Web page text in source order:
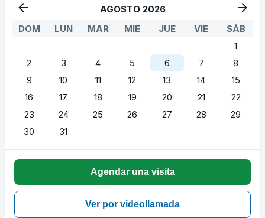
AGOSTO 2026
DOM
LUN MAR MIE JUE VIE
SÁB
1
2
3 4 5 6 7
8
9
10 11 12 13 14
15
16
17 18 19 20 21
22
23
24 25 26 27 28
29
30
31